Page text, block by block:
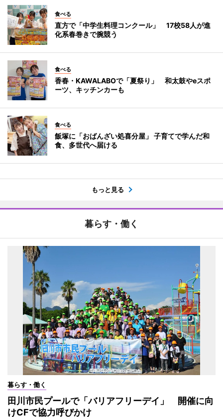
食べる
直方で「中学生料理コンクール」 17校58人が進
化系春巻きで腕競う
食べる
香春・KAWALABOで「夏祭り」 和太鼓やeスポ
ーツ、キッチンカーも
食べる
飯塚に「おばんざい処喜分屋」 子育てで学んだ和
食、多世代へ届ける
もっと見る
暮らす・働く
暮らす・働く
田川市民プールで「バリアフリーデイ」 開催に向
けCFで協力呼びかけ